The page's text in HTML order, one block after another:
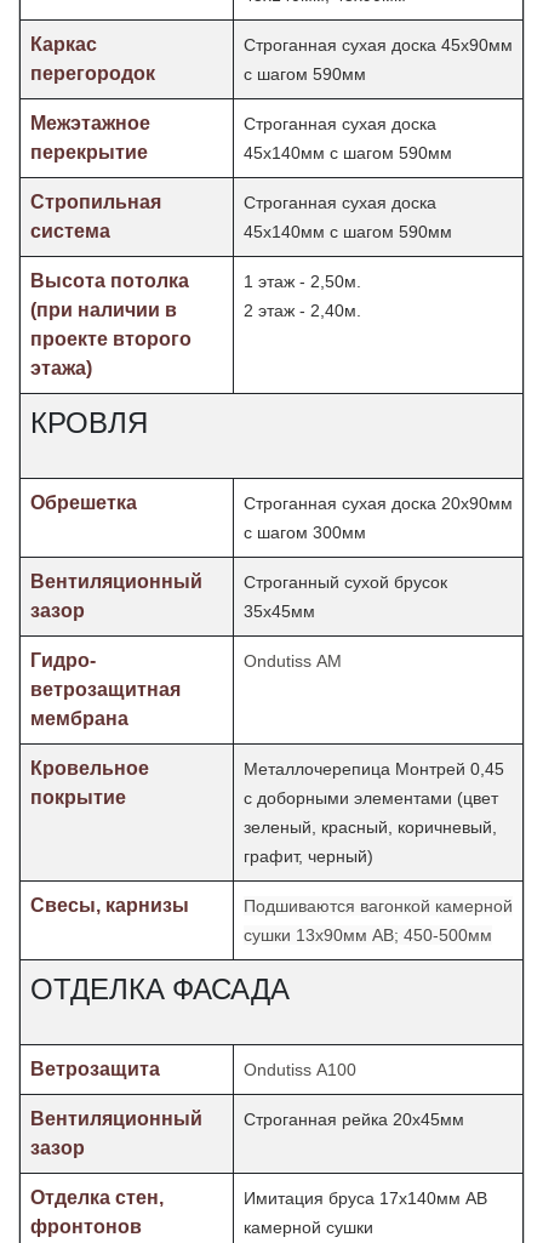
Каркас
перегородок
Строганная сухая доска 45х90мм
с шагом 590мм
Межэтажное
перекрытие
Строганная сухая доска
45х140мм с шагом 590мм
Стропильная
система
Строганная сухая доска
45х140мм с шагом 590мм
Высота потолка
(при наличии в
проекте второго
этажа)
1 этаж - 2,50м.
2 этаж - 2,40м.
КРОВЛЯ
Обрешетка
Строганная сухая доска 20х90мм
с шагом 300мм
Вентиляционный
зазор
Строганный сухой брусок
35х45мм
Гидро-
ветрозащитная
мембрана
Ondutiss АМ
Кровельное
покрытие
Металлочерепица Монтрей 0,45
с доборными элементами (цвет
зеленый, красный, коричневый,
графит, черный)
Свесы, карнизы
Подшиваются вагонкой камерной
сушки 13х90мм АВ; 450-500мм
ОТДЕЛКА ФАСАДА
Ветрозащита Ondutiss А100
Вентиляционный
зазор
Строганная рейка 20х45мм
Отделка стен,
фронтонов
Имитация бруса 17х140мм АВ
камерной сушки